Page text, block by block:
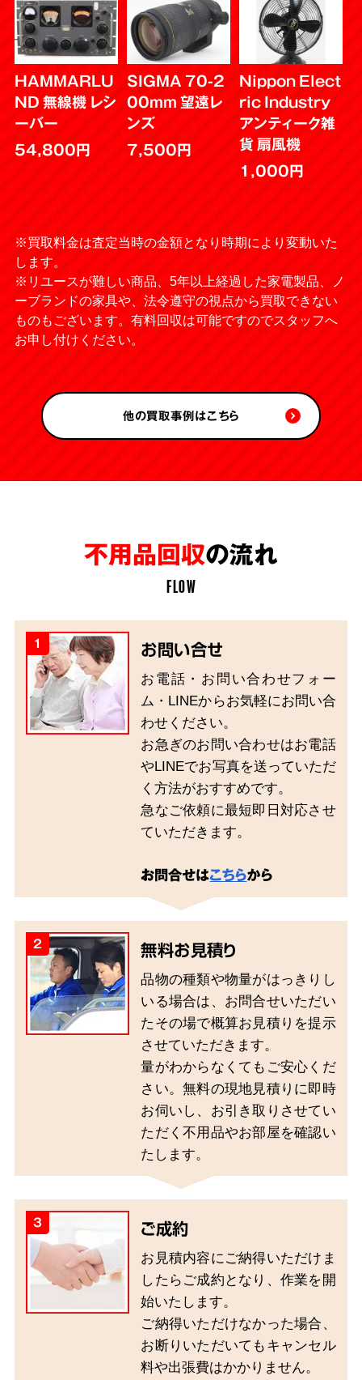
HAMMARLU
ND 無線機 レシ
ーバー
54,800円
SIGMA 70-2
00mm 望遠レ
ンズ
7,500円
Nippon Elect
ric Industry
アンティーク雑
貨 扇風機
1,000円
※買取料金は査定当時の金額となり時期により変動いた
します。
※リユースが難しい商品、5年以上経過した家電製品、ノ
ーブランドの家具や、法令遵守の視点から買取できない
ものもございます。有料回収は可能ですのでスタッフへ
お申し付けください。
他の買取事例はこちら
不用品回収の流れ
FLOW
1 お問い合せ
お電話・お問い合わせフォー
ム・LINEからお気軽にお問い合
わせください。
お急ぎのお問い合わせはお電話
やLINEでお写真を送っていただ
く方法がおすすめです。
急なご依頼に最短即日対応させ
ていただきます。
お問合せはこちらから
2 無料お見積り
品物の種類や物量がはっきりし
いる場合は、お問合せいただい
たその場で概算お見積りを提示
させていただきます。
量がわからなくてもご安心くだ
さい。無料の現地見積りに即時
お伺いし、お引き取りさせてい
ただく不用品やお部屋を確認い
たします。
3 ご成約
お見積内容にご納得いただけま
したらご成約となり、作業を開
始いたします。
ご納得いただけなかった場合、
お断りいただいてもキャンセル
料や出張費はかかりません。